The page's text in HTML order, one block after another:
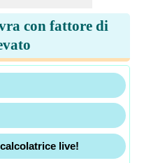
con fattore di
live!